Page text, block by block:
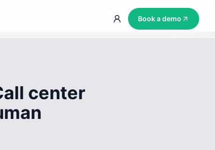
Book a demo
center